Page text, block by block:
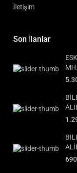
İletişim
Son İlanlar